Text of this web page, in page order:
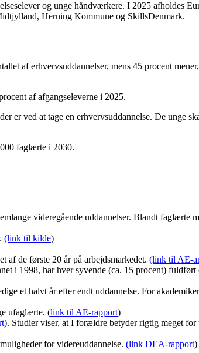
og unge håndværkere. I 2025 afholdes
Herning Kommune og SkillsDenmark.
af erhvervsuddannelser, mens 45 procent
af afgangseleverne i 2025.
er ved at tage en erhvervsuddannelse. De unge
faglærte i 2030.
videregående uddannelser. Blandt faglærte
(link til kilde)
af de første 20 år på arbejdsmarkedet. (link til AE-
i 1998, har hver syvende (ca. 15 procent) fuldført
et halvt år efter endt uddannelse. For
ufaglærte. (link til AE-rapport)
). Studier viser, at I forældre betyder rigtig meget
for videreuddannelse. (link DEA-rapport)